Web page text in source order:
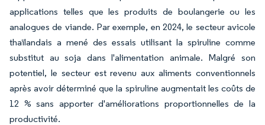
applications telles que les produits de boulangerie ou les
analogues de viande. Par exemple, en 2024, le secteur avicole
thaïlandais a mené des essais utilisant la spiruline comme
substitut au soja dans l'alimentation animale. Malgré son
potentiel, le secteur est revenu aux aliments conventionnels
après avoir déterminé que la spiruline augmentait les coûts de
12 % sans apporter d'améliorations proportionnelles de la
productivité.